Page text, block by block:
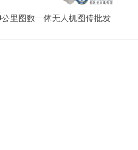
里图数一体无人机图传批发